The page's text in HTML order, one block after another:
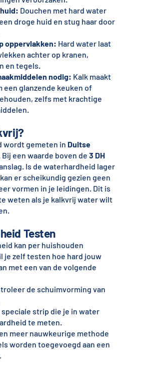
Douchen met hard water
droge huid en stug haar door
oppervlakken: Hard water laat
achter op kranen,
en tegels.
nodig: Kalk maakt
een glanzende keuken of
zelfs met krachtige
wordt gemeten in Duitse
Bij een waarde boven de 3 DH
Is de waterhardheid lager
kan er scheikundig gezien geen
vormen in je leidingen. Dit is
weten als je kalkvrij water wilt
Testen
kan per huishouden
je zelf testen hoe hard jouw
met een van de volgende
de schuimvorming van
speciale strip die je in water
te meten.
meer nauwkeurige methode
worden toegevoegd aan een